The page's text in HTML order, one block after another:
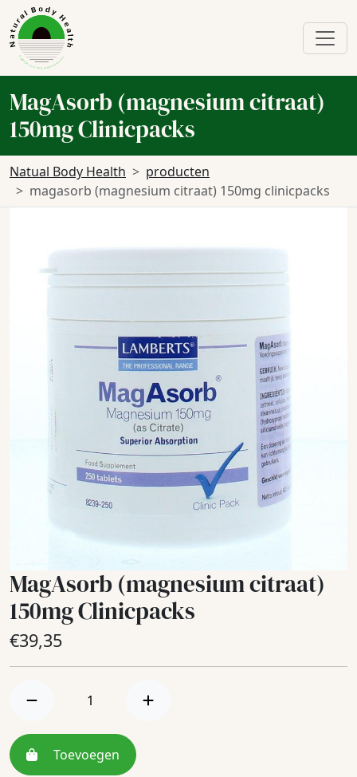
MagAsorb (magnesium citraat)
150mg Clinicpacks
Natual Body Health
producten
magasorb (magnesium citraat) 150mg clinicpacks
MagAsorb (magnesium citraat)
150mg Clinicpacks
€39,35
Toevoegen